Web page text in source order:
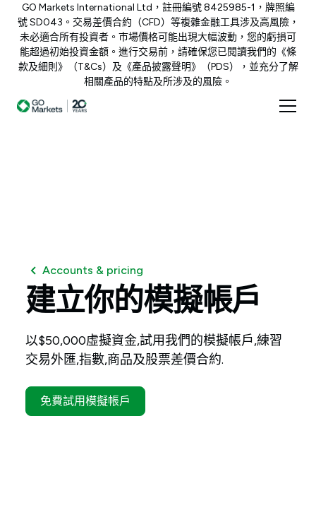
GO Markets International Ltd，註冊編號 8425985-1，牌照編
號 SD043。交易差價合約（CFD）等複雜金融工具涉及高風險，
未必適合所有投資者。市場價格可能出現大幅波動，您的虧損可
能超過初始投資金額。進行交易前，請確保您已閱讀我們的《條
款及細則》（T&Cs）及《產品披露聲明》（PDS），並充分了解
相關產品的特點及所涉及的風險。
Accounts & pricing
建立你的模擬帳戶
以$50,000虛擬資金,試用我們的模擬帳戶,練習
交易外匯,指數,商品及股票差價合約.
免費試用模擬帳戶